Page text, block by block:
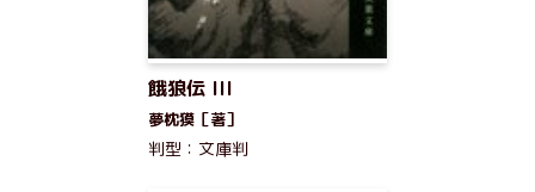
餓狼伝 III
夢枕獏［著］
判型：文庫判